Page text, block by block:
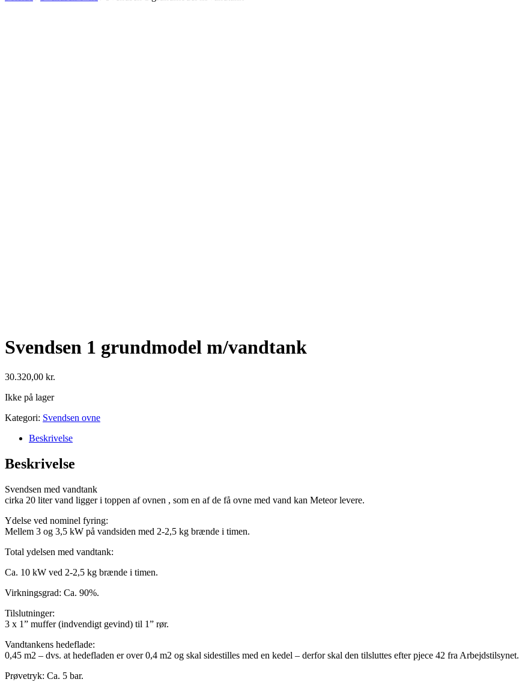
Svendsen 1 grundmodel m/vandtank
30.320,00 kr.
Ikke på lager
Kategori: Svendsen ovne
Beskrivelse
Beskrivelse
Svendsen med vandtank
cirka 20 liter vand ligger i toppen af ovnen , som en af de få ovne med vand kan Meteor levere.
Ydelse ved nominel fyring:
Mellem 3 og 3,5 kW på vandsiden med 2-2,5 kg brænde i timen.
Total ydelsen med vandtank:
Ca. 10 kW ved 2-2,5 kg brænde i timen.
Virkningsgrad: Ca. 90%.
Tilslutninger:
3 x 1” muffer (indvendigt gevind) til 1” rør.
Vandtankens hedeflade:
0,45 m2 – dvs. at hedefladen er over 0,4 m2 og skal sidestilles med en kedel – derfor skal den tilsluttes efter pjece 42 fra Arbejdstilsynet.
Prøvetryk: Ca. 5 bar.